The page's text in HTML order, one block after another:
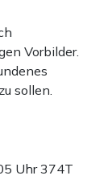
Vorbilder.
sollen.
Uhr374T